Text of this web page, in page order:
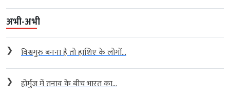
अभी-अभी
❯ विश्वगुरु बनना है तो हाशिए के लोगों...
❯ होर्मुज में तनाव के बीच भारत का...